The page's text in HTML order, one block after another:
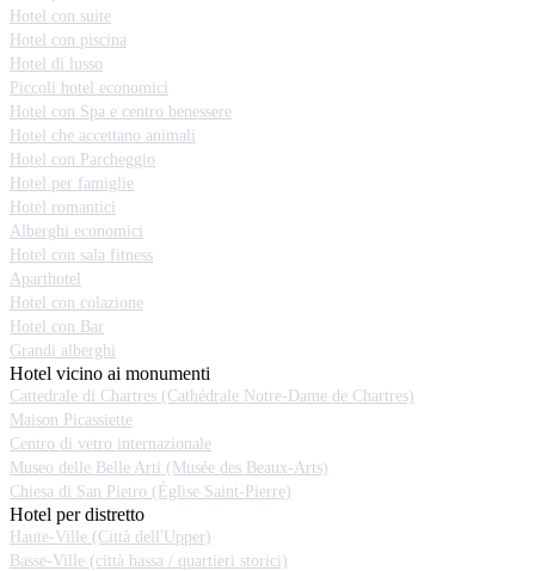
Hotel con suite
Hotel con piscina
Hotel di lusso
Piccoli hotel economici
Hotel con Spa e centro benessere
Hotel che accettano animali
Hotel con Parcheggio
Hotel per famiglie
Hotel romantici
Alberghi economici
Hotel con sala fitness
Aparthotel
Hotel con colazione
Hotel con Bar
Grandi alberghi
Hotel vicino ai monumenti
Cattedrale di Chartres (Cathédrale Notre-Dame de Chartres)
Maison Picassiette
Centro di vetro internazionale
Museo delle Belle Arti (Musée des Beaux-Arts)
Chiesa di San Pietro (Église Saint-Pierre)
Hotel per distretto
Haute-Ville (Città dell'Upper)
Basse-Ville (città bassa / quartieri storici)